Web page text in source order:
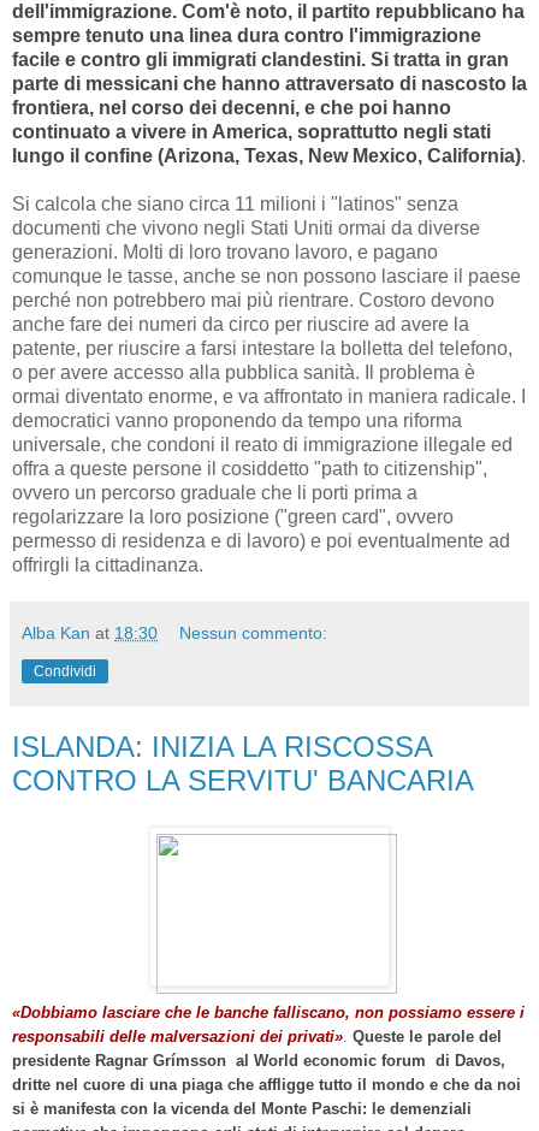
dell'immigrazione. Com'è noto, il partito repubblicano ha
sempre tenuto una linea dura contro l'immigrazione
facile e contro gli immigrati clandestini. Si tratta in gran
parte di messicani che hanno attraversato di nascosto la
frontiera, nel corso dei decenni, e che poi hanno
continuato a vivere in America, soprattutto negli stati
lungo il confine (Arizona, Texas, New Mexico, California).
Si calcola che siano circa 11 milioni i "latinos" senza
documenti che vivono negli Stati Uniti ormai da diverse
generazioni. Molti di loro trovano lavoro, e pagano
comunque le tasse, anche se non possono lasciare il paese
perché non potrebbero mai più rientrare. Costoro devono
anche fare dei numeri da circo per riuscire ad avere la
patente, per riuscire a farsi intestare la bolletta del telefono,
o per avere accesso alla pubblica sanità. Il problema è
ormai diventato enorme, e va affrontato in maniera radicale. I
democratici vanno proponendo da tempo una riforma
universale, che condoni il reato di immigrazione illegale ed
offra a queste persone il cosiddetto "path to citizenship",
ovvero un percorso graduale che li porti prima a
regolarizzare la loro posizione ("green card", ovvero
permesso di residenza e di lavoro) e poi eventualmente ad
offrirgli la cittadinanza.
Alba Kan at 18:30 Nessun commento:
Condividi
ISLANDA: INIZIA LA RISCOSSA
CONTRO LA SERVITU' BANCARIA
«Dobbiamo lasciare che le banche falliscano, non possiamo essere i
responsabili delle malversazioni dei privati». Queste le parole del
presidente Ragnar Grímsson al World economic forum di Davos,
dritte nel cuore di una piaga che affligge tutto il mondo e che da noi
si è manifesta con la vicenda del Monte Paschi: le demenziali